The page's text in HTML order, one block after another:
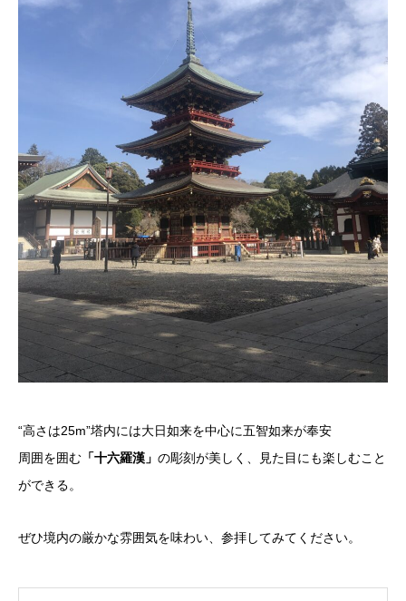
“高さは25m”塔内には大日如来を中心に五智如来が奉安
周囲を囲む 「十六羅漢」 の彫刻が美しく、見た目にも楽しむこと
ができる。
ぜひ境内の厳かな雰囲気を味わい、参拝してみてください。